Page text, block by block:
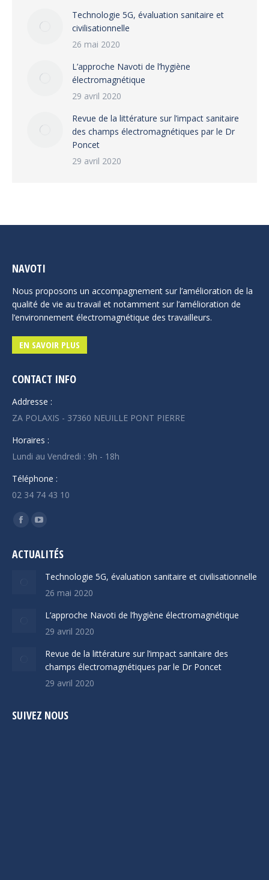
Technologie 5G, évaluation sanitaire et
civilisationnelle
26 mai 2020
L’approche Navoti de l’hygiène
électromagnétique
29 avril 2020
Revue de la littérature sur l’impact sanitaire
des champs électromagnétiques par le Dr
Poncet
29 avril 2020
NAVOTI
Nous proposons un accompagnement sur l’amélioration de la
qualité de vie au travail et notamment sur l’amélioration de
l’environnement électromagnétique des travailleurs.
EN SAVOIR PLUS
CONTACT INFO
Addresse :
ZA POLAXIS - 37360 NEUILLE PONT PIERRE
Horaires :
Lundi au Vendredi : 9h - 18h
Téléphone :
02 34 74 43 10
Trouvez nous sur :
Facebook
opens
YouTube
opens
new
ACTUALITÉS
Technologie 5G, évaluation sanitaire et civilisationnelle
26 mai 2020
L’approche Navoti de l’hygiène électromagnétique
29 avril 2020
Revue de la littérature sur l’impact sanitaire des
champs électromagnétiques par le Dr Poncet
29 avril 2020
SUIVEZ NOUS